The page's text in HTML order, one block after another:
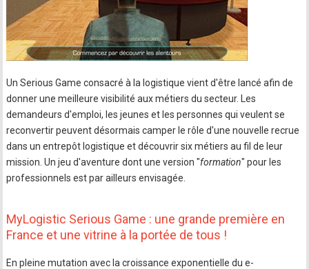
Un Serious Game consacré à la logistique vient d'être lancé afin de
donner une meilleure visibilité aux métiers du secteur. Les
demandeurs d'emploi, les jeunes et les personnes qui veulent se
reconvertir peuvent désormais camper le rôle d'une nouvelle recrue
dans un entrepôt logistique et découvrir six métiers au fil de leur
mission. Un jeu d'aventure dont une version "formation" pour les
professionnels est par ailleurs envisagée.
MyLogistic Serious Game : une grande première en
France et une vitrine à la portée de tous !
En pleine mutation avec la croissance exponentielle du e-